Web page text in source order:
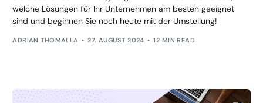
welche Lösungen für Ihr Unternehmen am besten geeignet
sind und beginnen Sie noch heute mit der Umstellung!
ADRIAN THOMALLA 27. AUGUST 2024 12 MIN READ